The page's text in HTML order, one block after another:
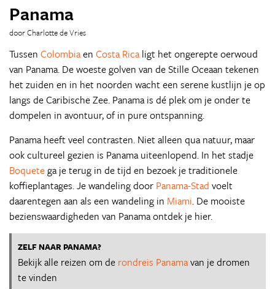
Panama
door Charlotte de Vries
Tussen Colombiaen Costa Rica ligt het ongerepte oerwoud
van Panama. De woeste golven van de Stille Oceaan tekenen
het zuiden en in het noorden wacht een serene kustlijn je op
langs de Caribische Zee. Panama is dé plek om je onder te
dompelen in avontuur, of in pure ontspanning.
Panama heeft veel contrasten. Niet alleen qua natuur, maar
ook cultureel gezien is Panama uiteenlopend. In het stadje
Boquetega je terug in de tijd en bezoek je traditionele
koffieplantages. Je wandeling door Panama-Stad voelt
daarentegen aan als een wandeling in Miami. De mooiste
bezienswaardigheden van Panama ontdek je hier.
ZELF NAAR PANAMA?
Bekijk alle reizen om de rondreis Panamavan je dromen
te vinden